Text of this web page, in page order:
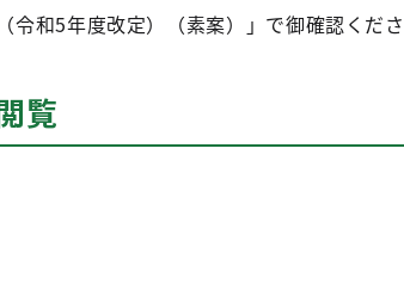
和5年度改定）（素案）」で御確認くだ
覧